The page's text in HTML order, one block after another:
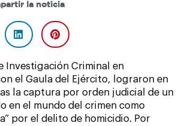
la noticia
Investigación Criminal en
el Gaula del Ejército, lograron en
la captura por orden judicial de un
en el mundo del crimen como
por el delito de homicidio. Por